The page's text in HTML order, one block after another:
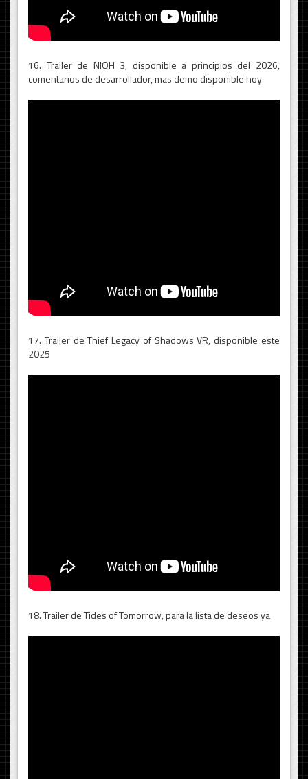
16. Trailer de NIOH 3, disponible a principios del 2026,
comentarios de desarrollador, mas demo disponible hoy
17. Trailer de Thief Legacy of Shadows VR, disponible este
2025
18. Trailer de Tides of Tomorrow, para la lista de deseos ya